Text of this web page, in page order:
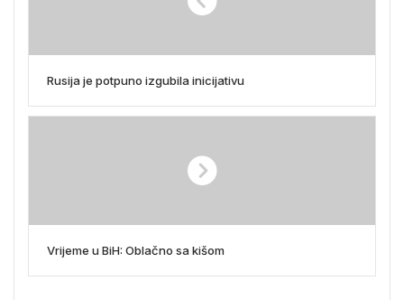
Rusija je potpuno izgubila inicijativu
Vrijeme u BiH: Oblačno sa kišom